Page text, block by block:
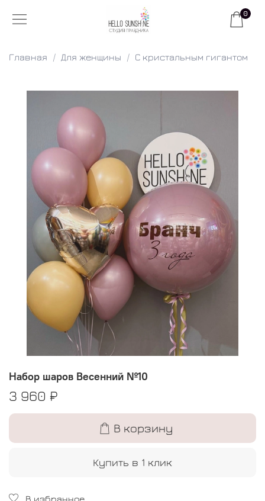
0
Главная Для женщины С кристальным гигантом
Набор шаров Весенний №10
3 960 ₽
В корзину
Купить в 1 клик
В избранное